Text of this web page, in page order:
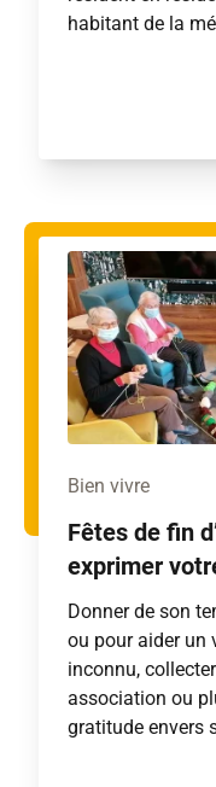
habitant de la
Bien vivre
Fêtes de fin
exprimer
Donner de son
ou pour aider un
inconnu,
association ou
gratitude envers